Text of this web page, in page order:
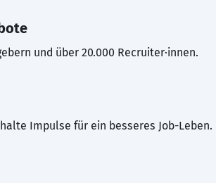
und über 20.000 Recruiter·innen.
Impulse für ein besseres Job-Leben.